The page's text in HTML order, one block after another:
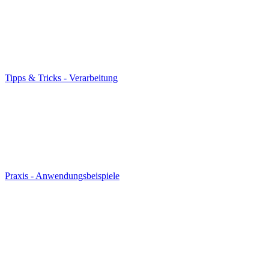
Tipps & Tricks - Verarbeitung
Praxis - Anwendungsbeispiele